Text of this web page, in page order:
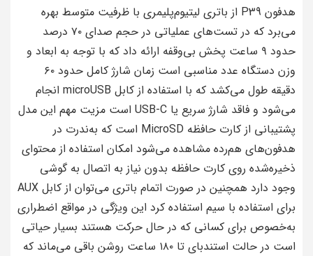
هدفون P39 از باتری لیتیوم‌پلیمری با ظرفیت متوسط بهره
می‌برد که در تست‌های عملیاتی در حجم صدای ۷۰ درصد
حدود ۹ ساعت پخش بی‌وقفه ارائه داد که با توجه به ابعاد و
وزن دستگاه عدد مناسبی است زمان شارژ کامل حدود ۶۰
دقیقه طول می‌کشد که با استفاده از کابل microUSB انجام
می‌شود و فاقد شارژ سریع یا USB-C است مزیت مهم این مدل
پشتیبانی از کارت حافظه MicroSD است که به‌ندرت در
هدفون‌های هم‌رده مشاهده می‌شود امکان استفاده از محتوای
ذخیره‌شده روی کارت حافظه بدون نیاز به اتصال به گوشی
وجود دارد همچنین در صورت اتمام باتری می‌توان از کابل AUX
برای استفاده با سیم استفاده کرد این ویژگی در مواقع اضطراری
به‌خصوص برای کسانی که در حال حرکت هستند بسیار حیاتی
است در حالت استندبای تا ۱۸۰ ساعت روشن باقی می‌ماند که